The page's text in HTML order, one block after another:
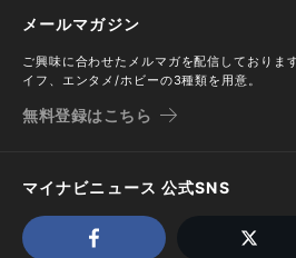
メールマガジン
ご興味に合わせたメルマガを配信しておりま
イフ、エンタメ/ホビーの3種類を用意。
無料登録はこちら
マイナビニュース 公式SNS